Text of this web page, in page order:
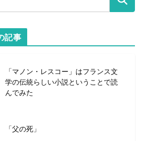
記事
「マノン・レスコー」はフランス文
学の伝統らしい小説ということで読
んでみた
「父の死」